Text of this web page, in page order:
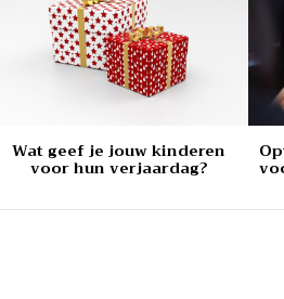
Wat geef je jouw kinderen
voor hun verjaardag?